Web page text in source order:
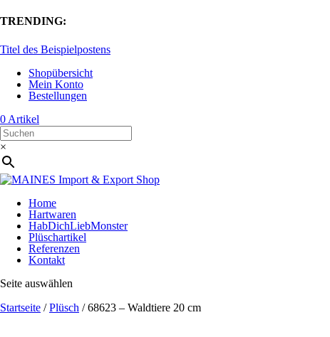
TRENDING:
Titel des Beispielpostens
Shopübersicht
Mein Konto
Bestellungen
0 Artikel
×
Home
Hartwaren
HabDichLiebMonster
Plüschartikel
Referenzen
Kontakt
Seite auswählen
Startseite /Plüsch / 68623 – Waldtiere 20 cm